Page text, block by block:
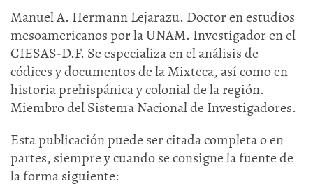
Manuel A. Hermann Lejarazu. Doctor en estudios
mesoamericanos por la UNAM. Investigador en el
CIESAS-D.F. Se especializa en el análisis de
códices y documentos de la Mixteca, así como en
historia prehispánica y colonial de la región.
Miembro del Sistema Nacional de Investigadores.
Esta publicación puede ser citada completa o en
partes, siempre y cuando se consigne la fuente de
la forma siguiente: